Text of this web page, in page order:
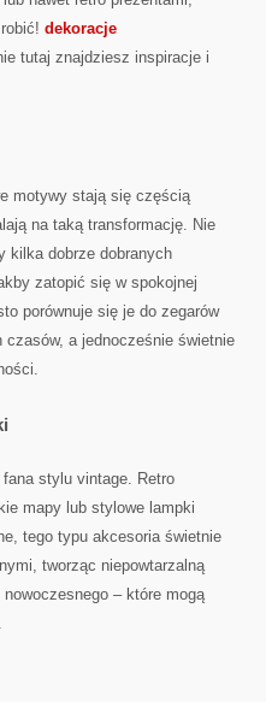
dekoracje
tutaj znajdziesz inspiracje i
motywy stają się częścią
na taką transformację. Nie
kilka dobrze dobranych
zatopić się w spokojnej
porównuje się je do zegarów
czasów, a jednocześnie świetnie
stylu vintage. Retro
mapy lub stylowe lampki
tego typu akcesoria świetnie
tworząc niepowtarzalną
– które mogą